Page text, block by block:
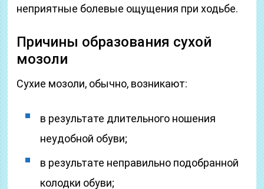
неприятные болевые ощущения при ходьбе.
Причины образования сухой
мозоли
Сухие мозоли, обычно, возникают:
в результате длительного ношения
неудобной обуви;
в результате неправильно подобранной
колодки обуви;